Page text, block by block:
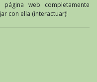
web completamente
con ella (interactuar)!